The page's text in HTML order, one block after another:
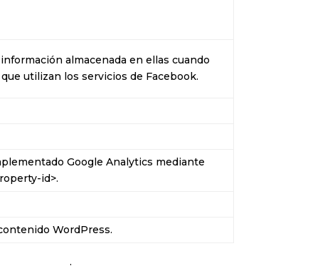
almacenada en ellas cuando
utilizan los servicios de Facebook.
Google Analytics mediante
id>.
WordPress.
haga clic aquí.